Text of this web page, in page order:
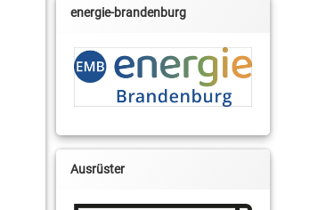
energie-brandenburg
Ausrüster